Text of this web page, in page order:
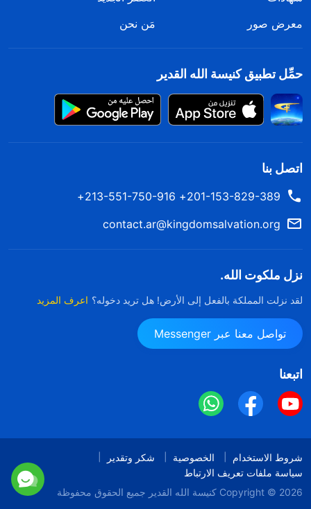
معرض صور
مَن نحن
حمِّل تطبيق كنيسة الله القدير
اتصل بنا
201-153-829-389+ 213-551-750-916+
contact.ar@kingdomsalvation.org
نزل ملكوت الله.
لقد نزلت المملكة بالفعل إلى الأرض! هل تريد دخوله؟ اعرف المزيد
تواصل معنا عبر Messenger
اتبعنا
شروط الاستخدام الخصوصية
شكر وتقدير
سياسة ملفات تعريف الارتباط
Copyright © 2026 كنيسة الله القدير جميع الحقوق محفوظة